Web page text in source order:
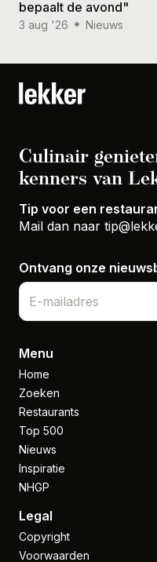
bepaalt de avond"
3 aug '26 Nieuws
Culinair
kenners van
Tip voor een
Mail dan naar
Ontvang onze
Menu
Home
Zoeken
Restaurants
Top 500
Nieuws
Inspiratie
NHGP
Legal
Copyright
Voorwaarden